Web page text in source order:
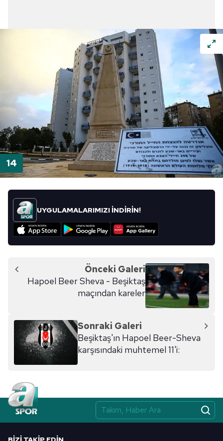
UYGULAMALARIMIZI İNDİRİN!
Önceki Galeri
Hapoel Beer Sheva - Beşiktaş
maçından kareler
Sonraki Galeri
Beşiktaş'ın Hapoel Beer-Sheva
karşısındaki muhtemel 11'i: